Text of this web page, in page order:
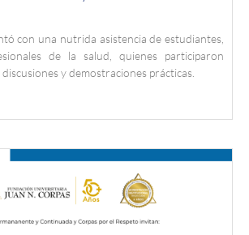
con una nutrida asistencia de estudiantes,
de la salud, quienes participaron
y demostraciones prácticas.